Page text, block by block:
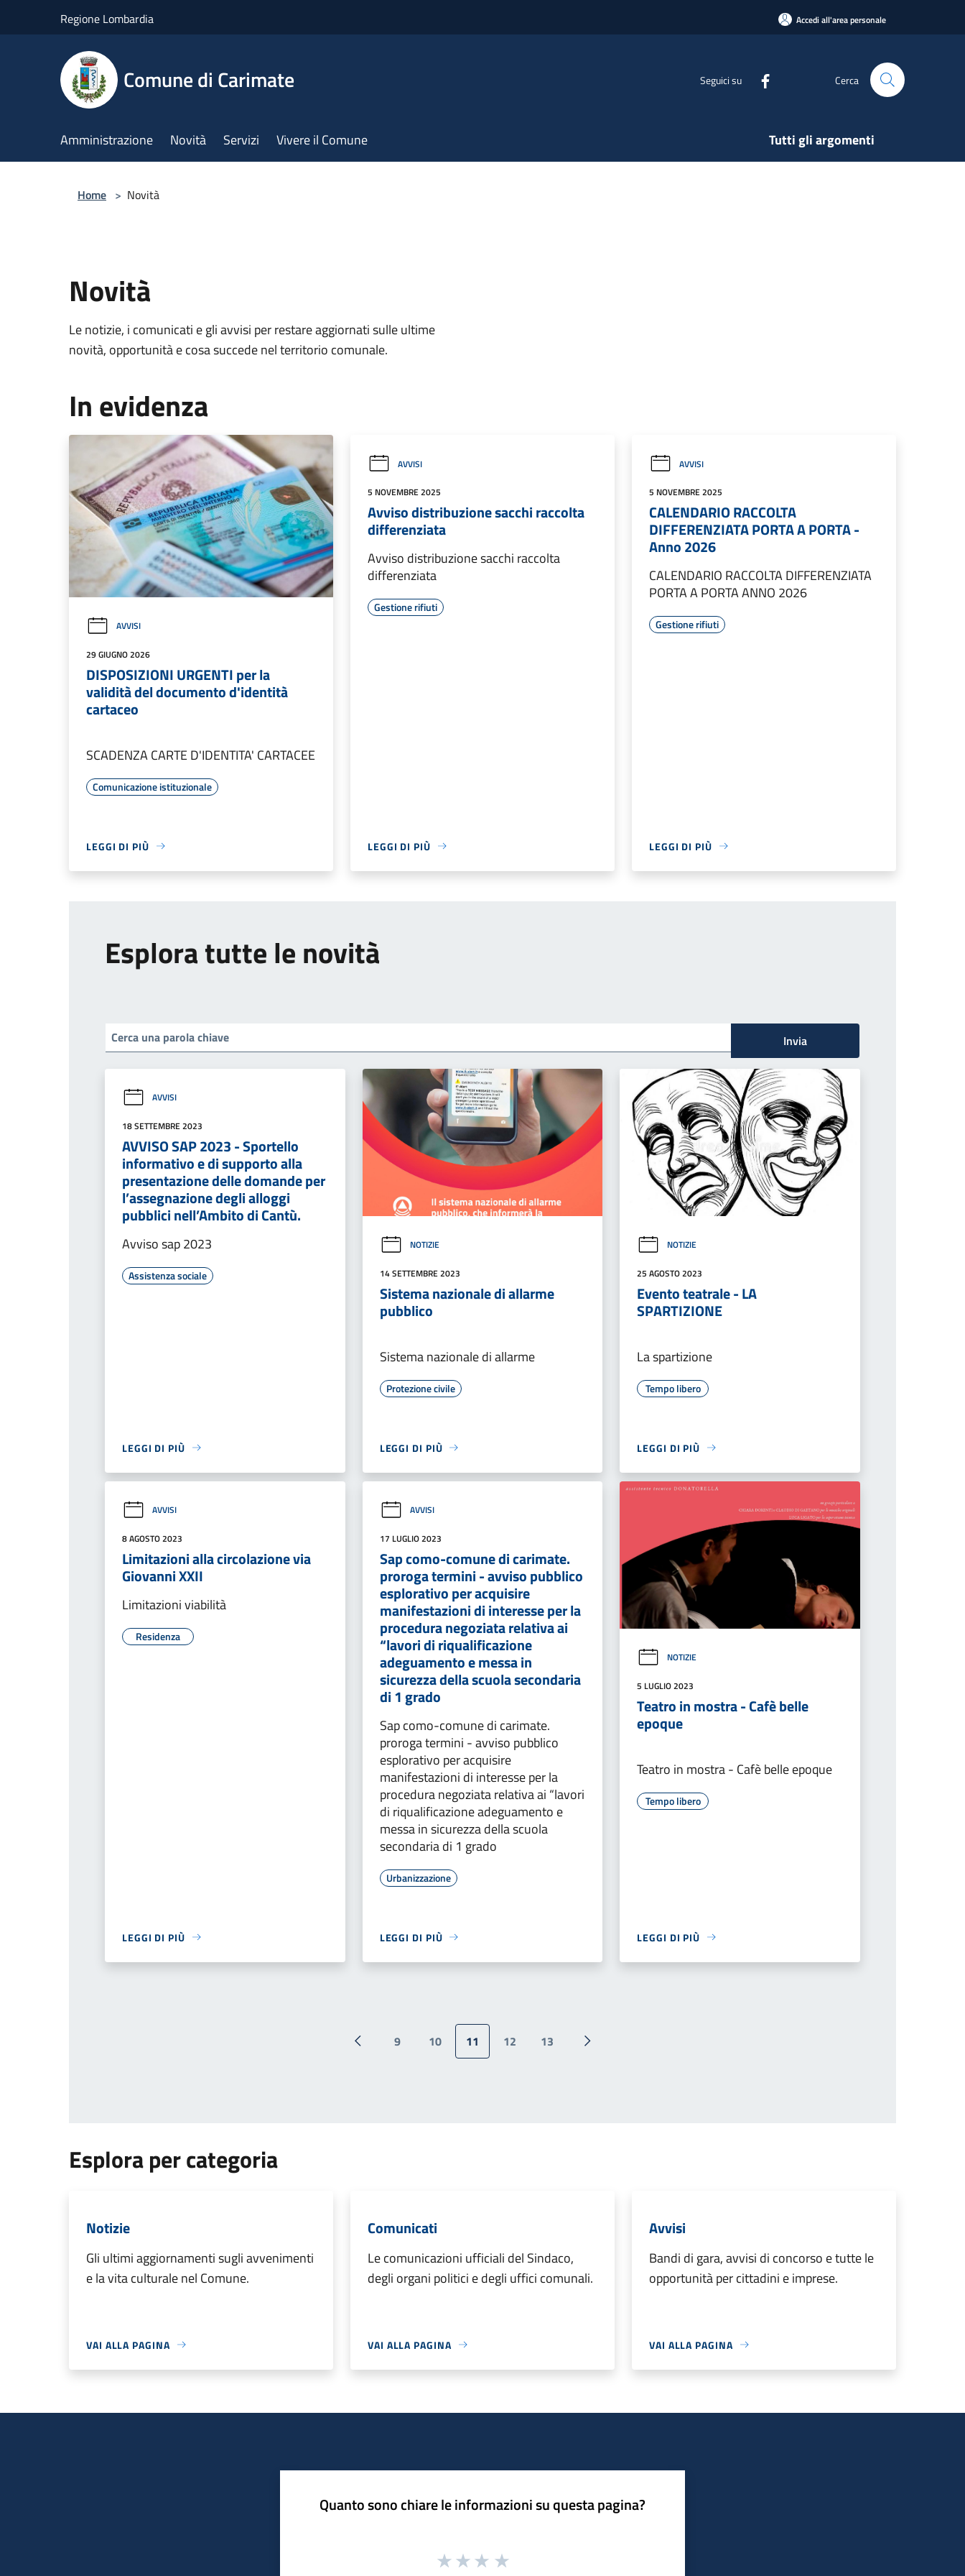
Regione Lombardia Accedi all'area personale
Comune di Carimate Seguici su Cerca
Amministrazione Novità Servizi Vivere il Comune Tutti gli argomenti
Home > Novità
Novità
Le notizie, i comunicati e gli avvisi per restare aggiornati sulle ultime
novità, opportunità e cosa succede nel territorio comunale.
In evidenza
AVVISI
29 GIUGNO 2026
DISPOSIZIONI URGENTI per la
validità del documento d'identità
cartaceo
SCADENZA CARTE D'IDENTITA' CARTACEE
Comunicazione istituzionale
LEGGI DI PIÙ
AVVISI
5 NOVEMBRE 2025
Avviso distribuzione sacchi raccolta
differenziata
Avviso distribuzione sacchi raccolta
differenziata
Gestione rifiuti
LEGGI DI PIÙ
AVVISI
5 NOVEMBRE 2025
CALENDARIO RACCOLTA
DIFFERENZIATA PORTA A PORTA -
Anno 2026
CALENDARIO RACCOLTA DIFFERENZIATA
PORTA A PORTA ANNO 2026
Gestione rifiuti
LEGGI DI PIÙ
Esplora tutte le novità
Invia
AVVISI
18 SETTEMBRE 2023
AVVISO SAP 2023 - Sportello
informativo e di supporto alla
presentazione delle domande per
l’assegnazione degli alloggi
pubblici nell’Ambito di Cantù.
Avviso sap 2023
Assistenza sociale
LEGGI DI PIÙ
NOTIZIE
14 SETTEMBRE 2023
Sistema nazionale di allarme
pubblico
Sistema nazionale di allarme
Protezione civile
LEGGI DI PIÙ
NOTIZIE
25 AGOSTO 2023
Evento teatrale - LA
SPARTIZIONE
La spartizione
Tempo libero
LEGGI DI PIÙ
AVVISI
8 AGOSTO 2023
Limitazioni alla circolazione via
Giovanni XXII
Limitazioni viabilità
Residenza
LEGGI DI PIÙ
AVVISI
17 LUGLIO 2023
Sap como-comune di carimate.
proroga termini - avviso pubblico
esplorativo per acquisire
manifestazioni di interesse per la
procedura negoziata relativa ai
“lavori di riqualificazione
adeguamento e messa in
sicurezza della scuola secondaria
di 1 grado
Sap como-comune di carimate.
proroga termini - avviso pubblico
esplorativo per acquisire
manifestazioni di interesse per la
procedura negoziata relativa ai “lavori
di riqualificazione adeguamento e
messa in sicurezza della scuola
secondaria di 1 grado
Urbanizzazione
LEGGI DI PIÙ
NOTIZIE
5 LUGLIO 2023
Teatro in mostra - Cafè belle
epoque
Teatro in mostra - Cafè belle epoque
Tempo libero
LEGGI DI PIÙ
Pagina precedente
9 10 11 12 13
Pagina successiva
Esplora per categoria
Notizie
Gli ultimi aggiornamenti sugli avvenimenti
e la vita culturale nel Comune.
VAI ALLA PAGINA
Comunicati
Le comunicazioni ufficiali del Sindaco,
degli organi politici e degli uffici comunali.
VAI ALLA PAGINA
Avvisi
Bandi di gara, avvisi di concorso e tutte le
opportunità per cittadini e imprese.
VAI ALLA PAGINA
Quanto sono chiare le informazioni su questa pagina?